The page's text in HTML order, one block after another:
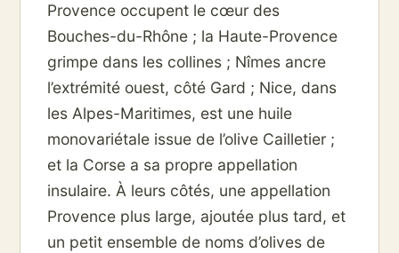
Provence occupent le cœur des
Bouches-du-Rhône ; la Haute-Provence
grimpe dans les collines ; Nîmes ancre
l’extrémité ouest, côté Gard ; Nice, dans
les Alpes-Maritimes, est une huile
monovariétale issue de l’olive Cailletier ;
et la Corse a sa propre appellation
insulaire. À leurs côtés, une appellation
Provence plus large, ajoutée plus tard, et
un petit ensemble de noms d’olives de